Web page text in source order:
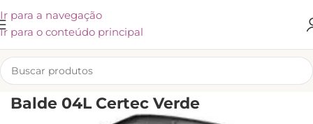
Ir para a navegação
Ir para o conteúdo principal
INÍCIO/EQUIPAMENTOS/BALDES
Balde 04L Certec Verde